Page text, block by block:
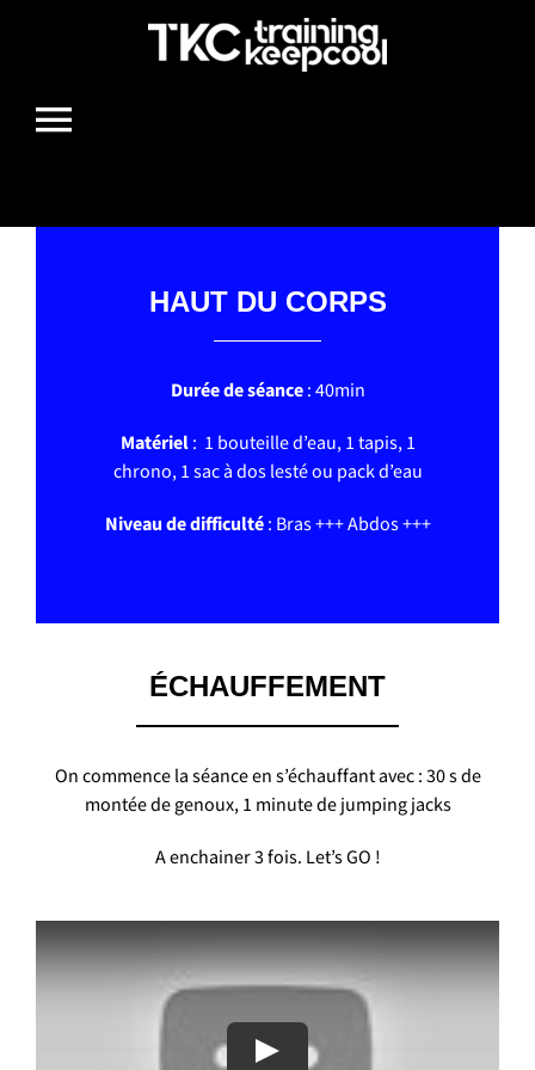
Toggle
HOME
HAUT DU CORPS
Durée de séance: 40min
Matériel: 1 bouteille d’eau, 1 tapis, 1
chrono, 1 sac à dos lesté ou pack d’eau
Niveau de difficulté: Bras +++Abdos +++
ÉCHAUFFEMENT
On commence la séance en s’échauffant avec :30 s de
montée de genoux,1 minute de jumping jacks
A enchainer 3 fois. Let’s GO !
Play